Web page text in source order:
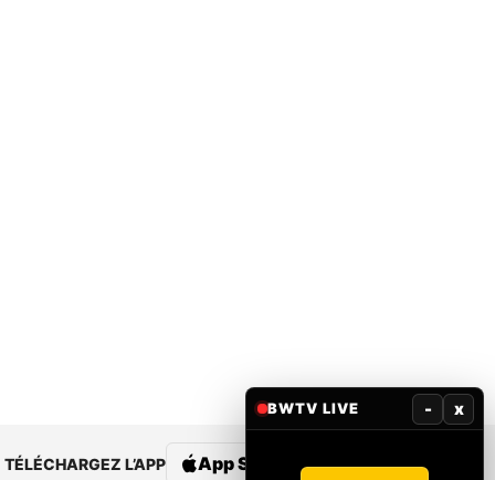
TÉLÉCHARGEZ L’APP App Store Google Play
BWTV LIVE - x